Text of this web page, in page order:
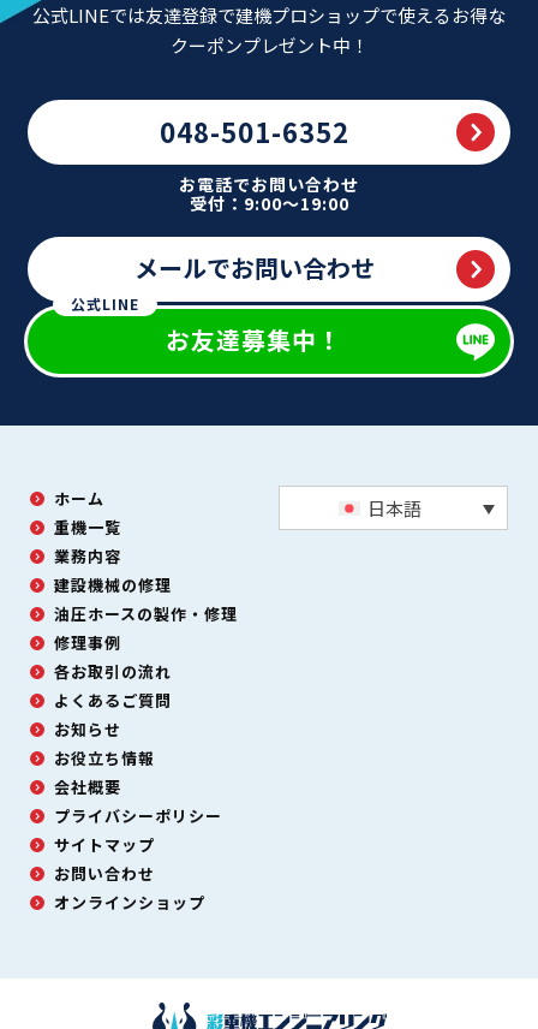
公式LINEでは友達登録で建機プロショップで使えるお得な
クーポンプレゼント中！
048-501-6352
お電話でお問い合わせ
受付：9:00～19:00
メールでお問い合わせ
公式LINE
お友達募集中！
ホーム
重機一覧
業務内容
建設機械の修理
油圧ホースの製作・修理
修理事例
各お取引の流れ
よくあるご質問
お知らせ
お役立ち情報
会社概要
プライバシーポリシー
サイトマップ
お問い合わせ
オンラインショップ
日本語